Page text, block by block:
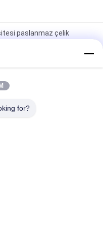
paslanmaz çelik
Çadırı Gümüş
Yüksek Verimlilikli
for?